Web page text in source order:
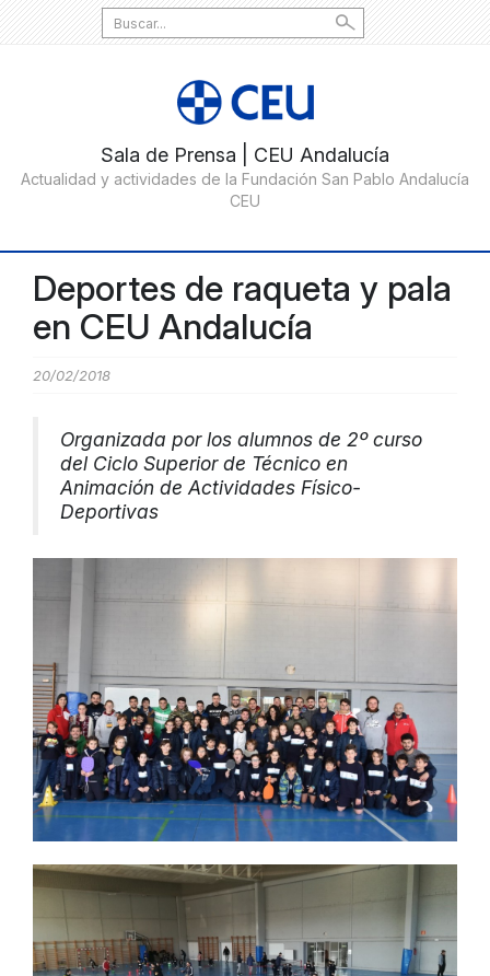
Search
for:
Deportes de raqueta y pala
en CEU Andalucía
20/02/2018
Organizada por los alumnos de 2º curso
del Ciclo Superior de Técnico en
Animación de Actividades Físico-
Deportivas